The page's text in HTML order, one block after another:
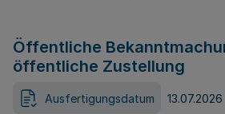
Öffentliche
öffentliche Zustellung
Ausfertigungsdatum 13.07.2026